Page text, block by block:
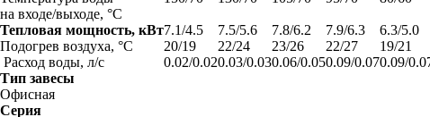
на входе/выходе, °С
Тепловая мощность, кВт7.1/4.5 7.5/5.6 7.8/6.2 7.9/6.3 6.3/5.0
Подогрев воздуха, °С
20/19 22/24 23/26 22/27 19/21
Расход воды, л/с
0.02/0.020.03/0.030.06/0.050.09/0.070.09/
Тип завесы
Офисная
Серия